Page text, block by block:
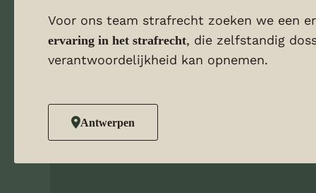
Voor ons team strafrecht zoeken we een
ervaring in het strafrecht, die zelfstandig
verantwoordelijkheid kan opnemen.
Antwerpen